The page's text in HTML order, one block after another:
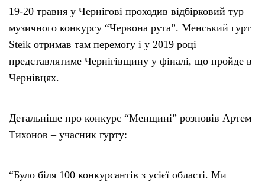
19-20 травня у Чернігові проходив відбірковий тур
музичного конкурсу “Червона рута”. Менський гурт
Steik отримав там перемогу і у 2019 році
представлятиме Чернігівщину у фіналі, що пройде в
Чернівцях.
Детальніше про конкурс “Менщині” розповів Артем
Тихонов – учасник гурту:
“Було біля 100 конкурсантів з усієї області. Ми